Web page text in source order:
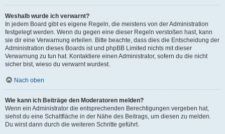
Weshalb wurde ich verwarnt?
In jedem Board gibt es eigene Regeln, die meistens von der Administration
festgelegt werden. Wenn du gegen eine dieser Regeln verstoßen hast, kann
sie dir eine Verwarnung erteilen. Bitte beachte, dass dies die Entscheidung der
Administration dieses Boards ist und phpBB Limited nichts mit dieser
Verwarnung zu tun hat. Kontaktiere einen Administrator, sofern du die nicht
sicher bist, wieso du verwarnt wurdest.
Nach oben
Wie kann ich Beiträge den Moderatoren melden?
Wenn ein Administrator die entsprechenden Berechtigungen vergeben hat,
siehst du eine Schaltfläche in der Nähe des Beitrags, um diesen zu melden.
Du wirst dann durch die weiteren Schritte geführt.